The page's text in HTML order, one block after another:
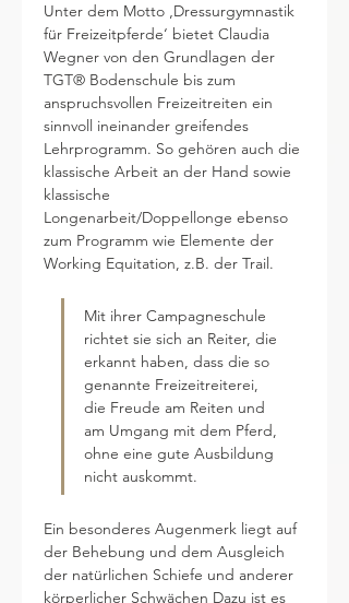
Unter dem Motto ‚Dressurgymnastik
für Freizeitpferde‘ bietet Claudia
Wegner von den Grundlagen der
TGT® Bodenschule bis zum
anspruchsvollen Freizeitreiten ein
sinnvoll ineinander greifendes
Lehrprogramm. So gehören auch die
klassische Arbeit an der Hand sowie
klassische
Longenarbeit/Doppellonge ebenso
zum Programm wie Elemente der
Working Equitation, z.B. der Trail.
Mit ihrer Campagneschule
richtet sie sich an Reiter, die
erkannt haben, dass die so
genannte Freizeitreiterei,
die Freude am Reiten und
am Umgang mit dem Pferd,
ohne eine gute Ausbildung
nicht auskommt.
Ein besonderes Augenmerk liegt auf
der Behebung und dem Ausgleich
der natürlichen Schiefe und anderer
körperlicher Schwächen Dazu ist es